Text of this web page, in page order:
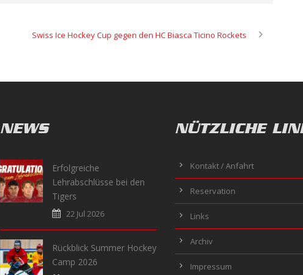
Swiss Ice Hockey Cup gegen den HC Biasca Ticino Rockets
NEWS
Erfolgreiche
Lehrabschlüsse bei den
Tigers
22 Jul 2026
Rückblick Summer Hockey
Camp 2026
NÜTZLICHE
Kontakt / Anfahrt
Reservation
Links
Archiv
Impressum